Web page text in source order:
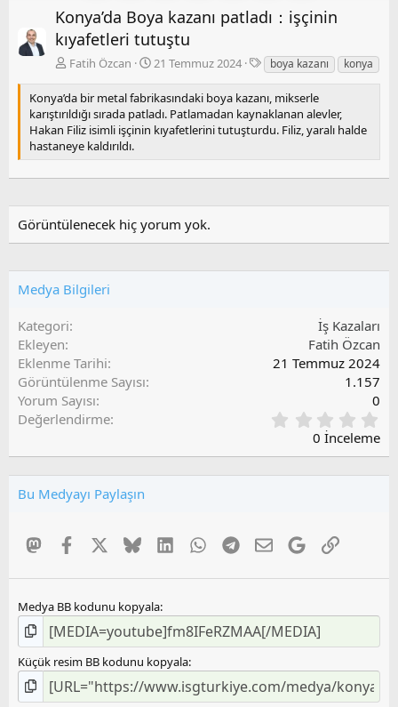
e
k
r
k
i
Konya’da Boya kazanı patladı：işçinin
kıyafetleri tutuştu
Fatih Özcan 21 Temmuz 2024
E
t
i
k
e
l
e
boya kazanı konya
Konya’da bir metal fabrikasındaki boya kazanı, mikserle
karıştırıldığı sırada patladı. Patlamadan kaynaklanan alevler,
Hakan Filiz isimli işçinin kıyafetlerini tutuşturdu. Filiz, yaralı halde
hastaneye kaldırıldı.
Görüntülenecek hiç yorum yok.
Medya Bilgileri
Kategori
İş Kazaları
Ekleyen
Fatih Özcan
Eklenme Tarihi
21 Temmuz 2024
Görüntülenme Sayısı
1.157
Yorum Sayısı
0
Değerlendirme
,
O
0 İnceleme
Bu Medyayı Paylaşın
MastodonFacebook BlueskyLinkedInWhatsAppTelegram
E-postaGoogleLink
Medya BB kodunu kopyala
Küçük resim BB kodunu kopyala